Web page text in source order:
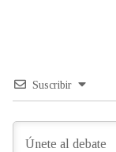
Suscribir